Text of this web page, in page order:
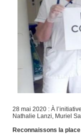
28 mai 2020 : À
Nathalie Lanzi, Muriel
Reconnaissons la